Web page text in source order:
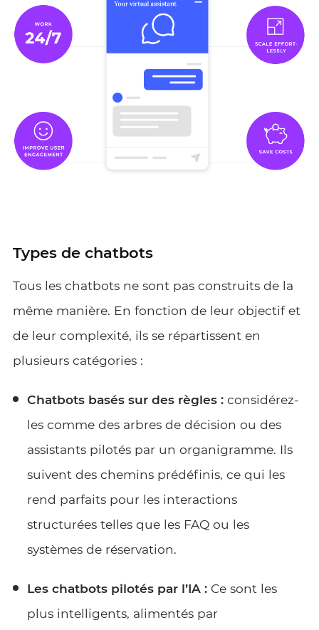
Types de chatbots
Tous les chatbots ne sont pas construits de la
même manière. En fonction de leur objectif et
de leur complexité, ils se répartissent en
plusieurs catégories :
Chatbots basés sur des règles :considérez-
les comme des arbres de décision ou des
assistants pilotés par un organigramme. Ils
suivent des chemins prédéfinis, ce qui les
rend parfaits pour les interactions
structurées telles que les FAQ ou les
systèmes de réservation.
Les chatbots pilotés par l’IA :Ce sont les
plus intelligents, alimentés par